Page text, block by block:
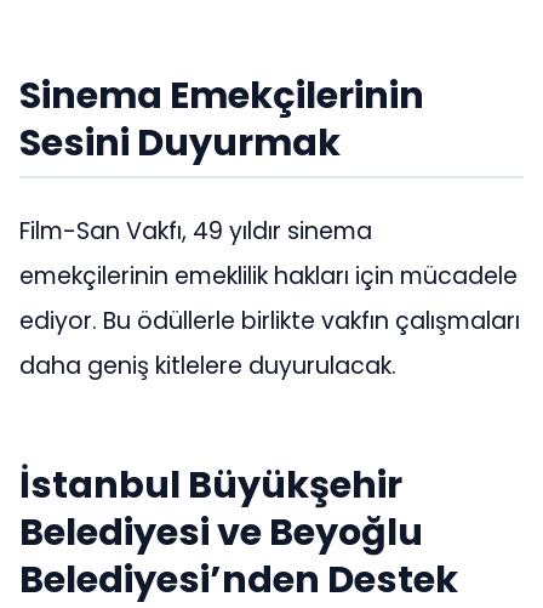
Sinema Emekçilerinin
Sesini Duyurmak
Film-San Vakfı, 49 yıldır sinema
emekçilerinin emeklilik hakları için mücadele
ediyor. Bu ödüllerle birlikte vakfın çalışmaları
daha geniş kitlelere duyurulacak.
İstanbul Büyükşehir
Belediyesi ve Beyoğlu
Belediyesi’nden Destek